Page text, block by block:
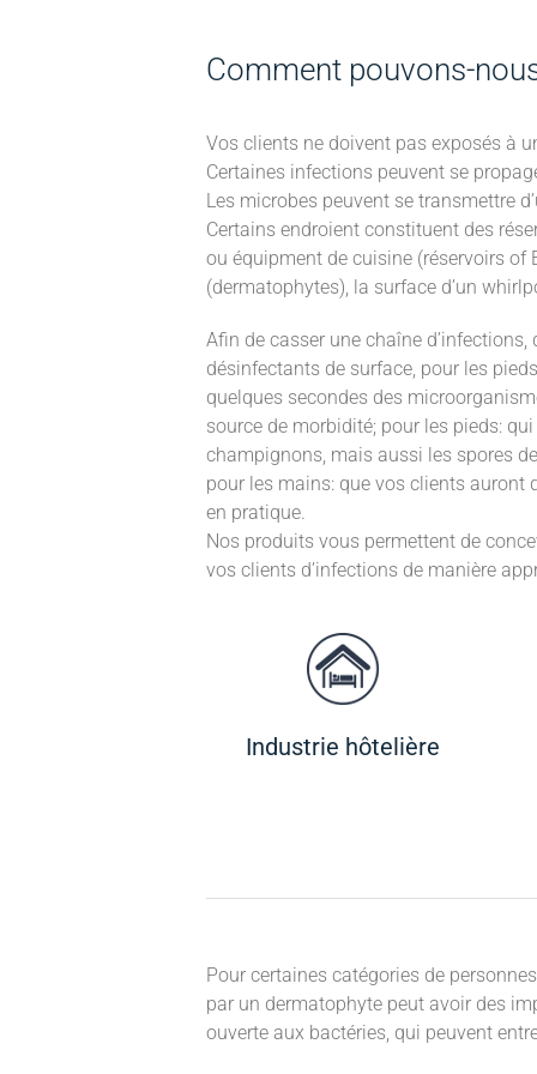
Comment pouvons-
Vos clients ne doivent pas exposés à
Certaines infections peuvent se
Les microbes peuvent se transmettre
Certains endroient constituent des
ou équipment de cuisine (réservoirs of
(dermatophytes), la surface d’un
Afin de casser une chaîne
désinfectants de surface, pour les
quelques secondes des
source de morbidité; pour les pieds:
champignons, mais aussi les spores
pour les mains: que vos clients auront
en pratique.
Nos produits vous permettent de
vos clients d’infections de manière
Industrie hôtelière
Pour certaines catégories de
par un dermatophyte peut avoir des
ouverte aux bactéries, qui peuvent